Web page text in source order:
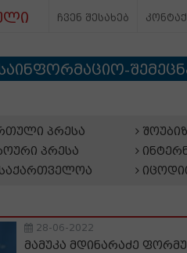
ჩვენ შესახებ
პრესა
პრესა
საქართველოა
28-06-2022
მამუკა მდინარაძე